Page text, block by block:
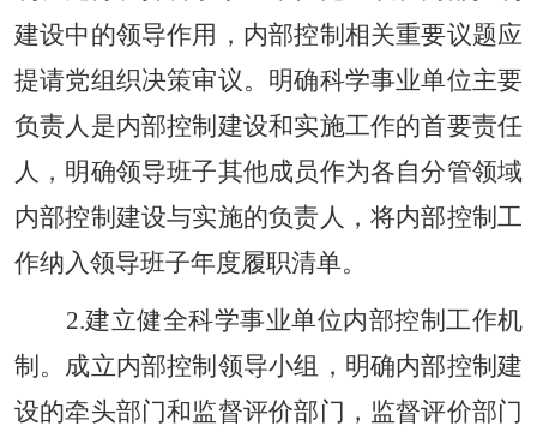
建设中的领导作用，内部控制相关重要议题应
提请党组织决策审议。明确科学事业单位主要
负责人是内部控制建设和实施工作的首要责任
人，明确领导班子其他成员作为各自分管领域
内部控制建设与实施的负责人，将内部控制工
作纳入领导班子年度履职清单。
2.建立健全科学事业单位内部控制工作机
制。成立内部控制领导小组，明确内部控制建
设的牵头部门和监督评价部门，监督评价部门